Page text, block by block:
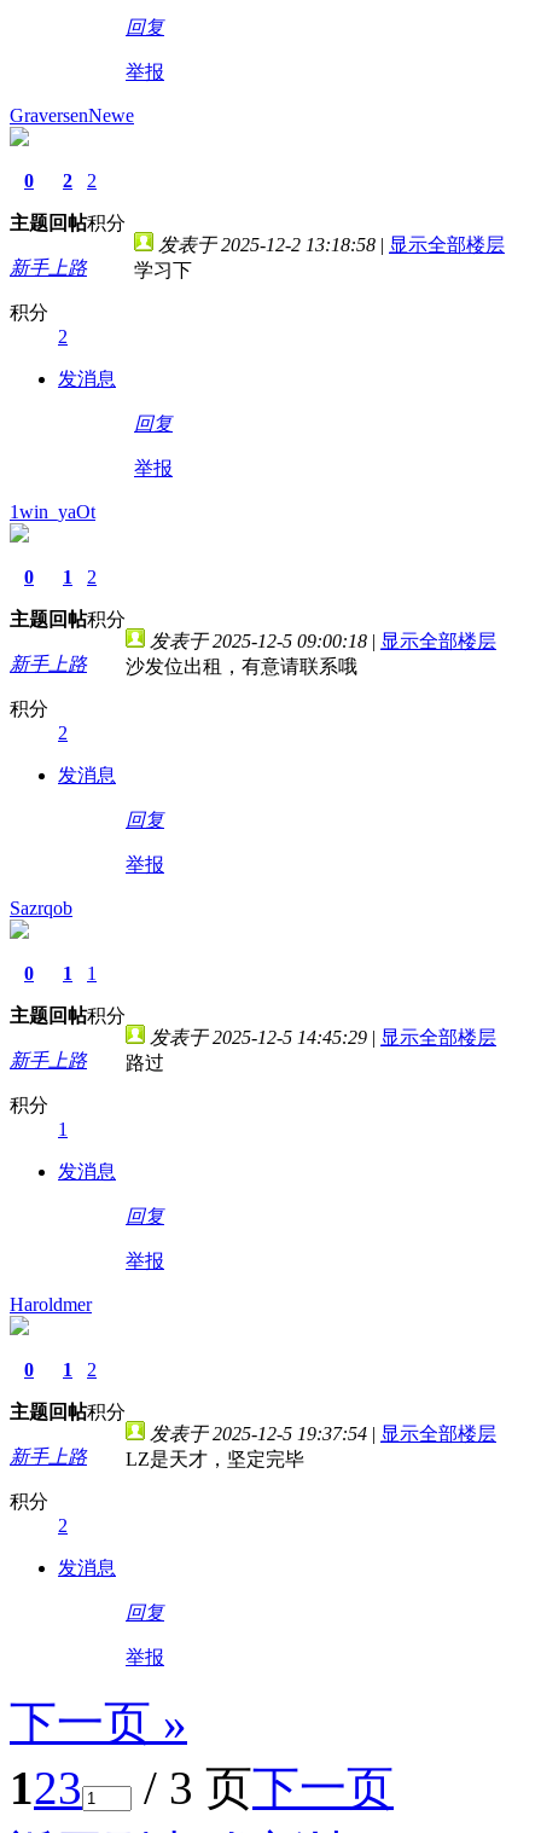
回复
举报
GraversenNewe
0
主题
2
回帖
2
积分
新手上路
积分
2
发消息
发表于 2025-12-2 13:18:58 | 显示全部楼层
学习下
回复
举报
1win_yaOt
0
主题
1
回帖
2
积分
新手上路
积分
2
发消息
发表于 2025-12-5 09:00:18 | 显示全部楼层
沙发位出租，有意请联系哦
回复
举报
Sazrqob
0
主题
1
回帖
1
积分
新手上路
积分
1
发消息
发表于 2025-12-5 14:45:29 | 显示全部楼层
路过
回复
举报
Haroldmer
0
主题
1
回帖
2
积分
新手上路
积分
2
发消息
发表于 2025-12-5 19:37:54 | 显示全部楼层
LZ是天才，坚定完毕
回复
举报
下一页 »
123 / 3 页下一页